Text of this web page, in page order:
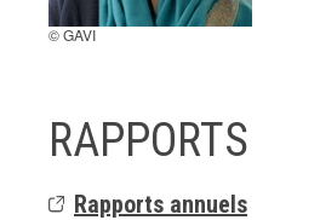
© GAVI
RAPPORTS
Rapports annuels